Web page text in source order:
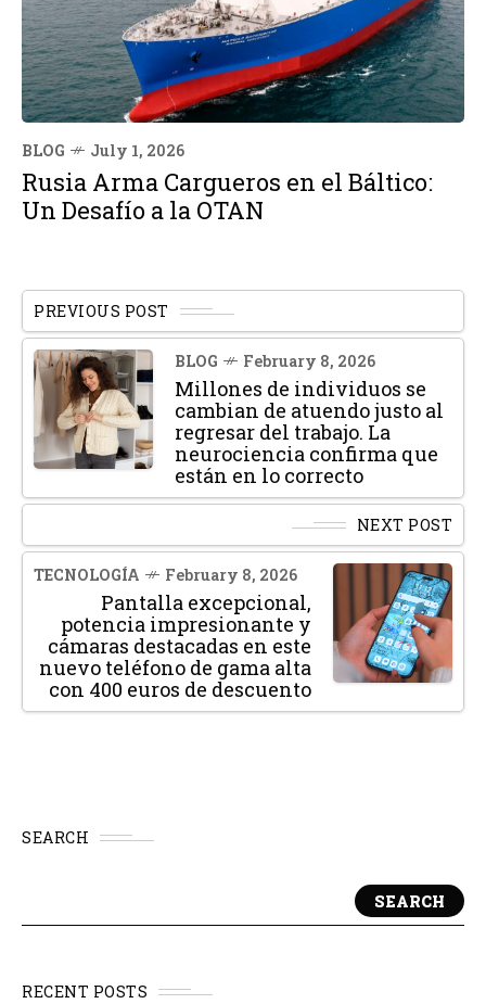
BLOG July 1, 2026
Rusia Arma Cargueros en el Báltico:
Un Desafío a la OTAN
PREVIOUS POST
BLOG February 8, 2026
Millones de individuos se
cambian de atuendo justo al
regresar del trabajo. La
neurociencia confirma que
están en lo correcto
NEXT POST
TECNOLOGÍA February 8, 2026
Pantalla excepcional,
potencia impresionante y
cámaras destacadas en este
nuevo teléfono de gama alta
con 400 euros de descuento
SEARCH
SEARCH
RECENT POSTS